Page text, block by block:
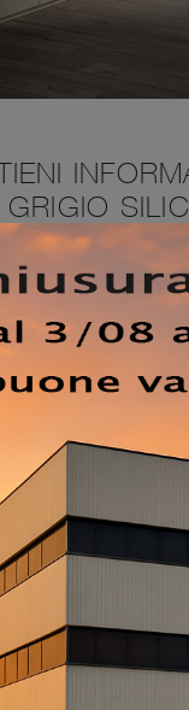
produttori nel
visita significa
mercato, per
arricchendone
Cucina Design